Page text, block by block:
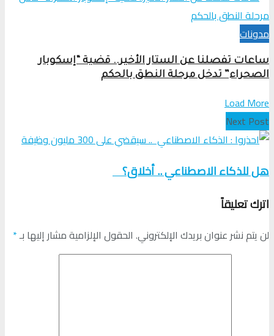
مدونات
ساعات تفصلنا عن الستار الأخير.. قضية “إسكوبار
الصحراء” تدخل مرحلة النطق بالحكم
Load More
Next Post
هل للذكاء الاصطناعي .. أخلاق؟
اترك تعليقاً
لن يتم نشر عنوان بريدك الإلكتروني. الحقول الإلزامية مشار إليها بـ*